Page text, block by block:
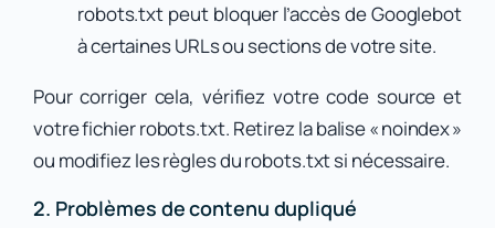
robots.txt peut bloquer l’accès de Googlebot
à certaines URLs ou sections de votre site.
Pour corriger cela, vérifiez votre code source et
votre fichier robots.txt. Retirez la balise « noindex »
ou modifiez les règles du robots.txt si nécessaire.
2. Problèmes de contenu dupliqué